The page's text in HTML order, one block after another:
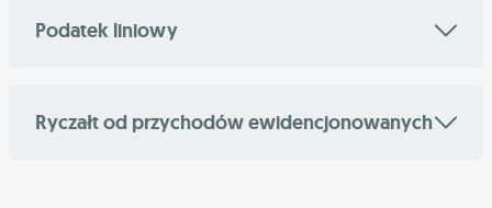
Podatek liniowy
Ryczałt od przychodów ewidencjonowanych